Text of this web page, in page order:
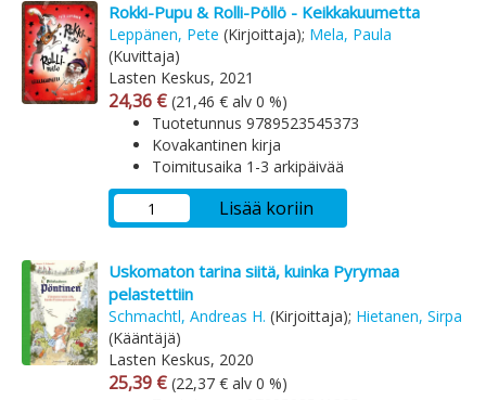
Rokki-Pupu & Rolli-Pöllö - Keikkakuumetta
Leppänen, Pete (Kirjoittaja); Mela, Paula
(Kuvittaja)
Lasten Keskus, 2021
Arvonlisäverollinen hinta
24,36 € Arvonlisäveroton hinta
(21,46 € alv 0 %)
Tuotetunnus 9789523545373
Kovakantinen kirja
Toimitusaika 1-3 arkipäivää
Lisää koriin
Uskomaton tarina siitä, kuinka Pyrymaa
pelastettiin
Schmachtl, Andreas H. (Kirjoittaja); Hietanen, Sirpa
(Kääntäjä)
Lasten Keskus, 2020
Arvonlisäverollinen hinta
25,39 € Arvonlisäveroton hinta
(22,37 € alv 0 %)